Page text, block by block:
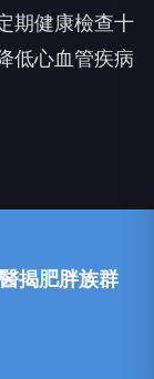
期健康檢查十
低心血管疾病
揭肥胖族群